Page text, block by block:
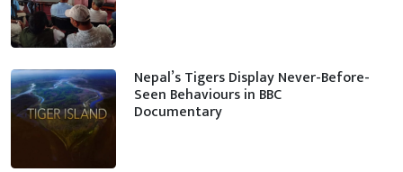
Nepal’s Tigers Display Never-Before-
Seen Behaviours in BBC
Documentary